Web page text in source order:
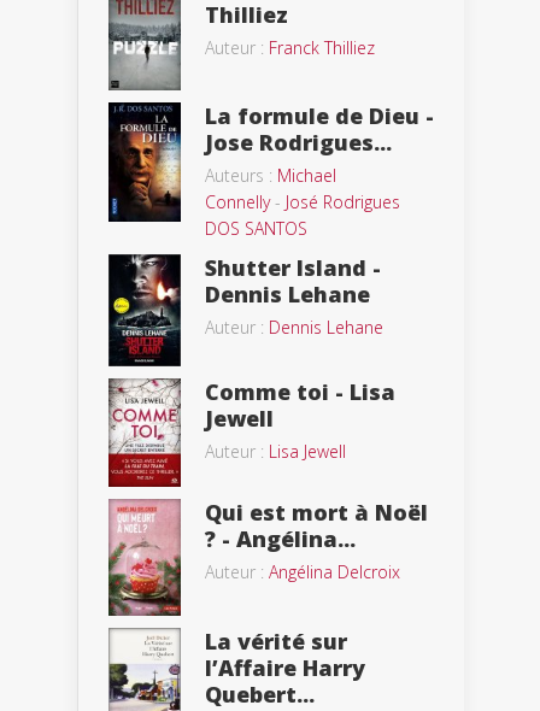
Thilliez
Auteur : Franck Thilliez
La formule de Dieu -
Jose Rodrigues...
Auteurs : Michael
Connelly- José Rodrigues
DOS SANTOS
Shutter Island -
Dennis Lehane
Auteur : Dennis Lehane
Comme toi - Lisa
Jewell
Auteur : Lisa Jewell
Qui est mort à Noël
? - Angélina...
Auteur : Angélina Delcroix
La vérité sur
l’Affaire Harry
Quebert...